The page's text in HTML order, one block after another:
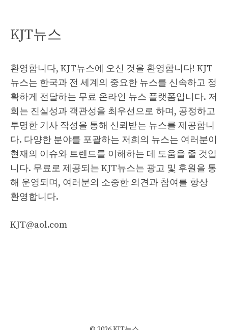
KJT뉴스
환영합니다, KJT뉴스에 오신 것을 환영합니다! KJT
뉴스는 한국과 전 세계의 중요한 뉴스를 신속하고 정
확하게 전달하는 무료 온라인 뉴스 플랫폼입니다. 저
희는 진실성과 객관성을 최우선으로 하며, 공정하고
투명한 기사 작성을 통해 신뢰받는 뉴스를 제공합니
다. 다양한 분야를 포괄하는 저희의 뉴스는 여러분이
현재의 이슈와 트렌드를 이해하는 데 도움을 줄 것입
니다. 무료로 제공되는 KJT뉴스는 광고 및 후원을 통
해 운영되며, 여러분의 소중한 의견과 참여를 항상
환영합니다.
KJT@aol.com